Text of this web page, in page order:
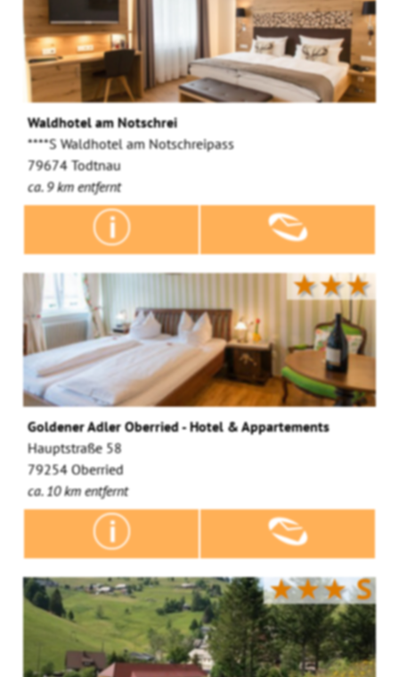
Waldhotel am Notschrei
****S Waldhotel am Notschreipass
79674 Todtnau
ca. 9 km entfernt
★★★
Goldener Adler Oberried - Hotel & Appartements
Hauptstraße 58
79254 Oberried
ca. 10 km entfernt
★★★S